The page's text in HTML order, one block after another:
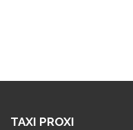
TAXI PROXI